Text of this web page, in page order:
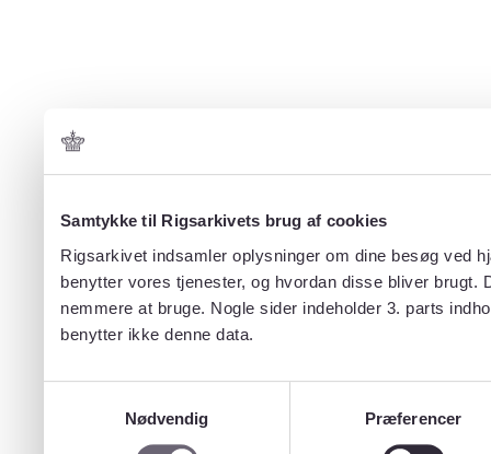
Samtykke til Rigsarkivets brug af cookies
Rigsarkivet indsamler oplysninger om dine besøg ved
benytter vores tjenester, og hvordan disse bliver
nemmere at bruge. Nogle sider indeholder 3. parts
benytter ikke denne data.
Nødvendig
Præferencer